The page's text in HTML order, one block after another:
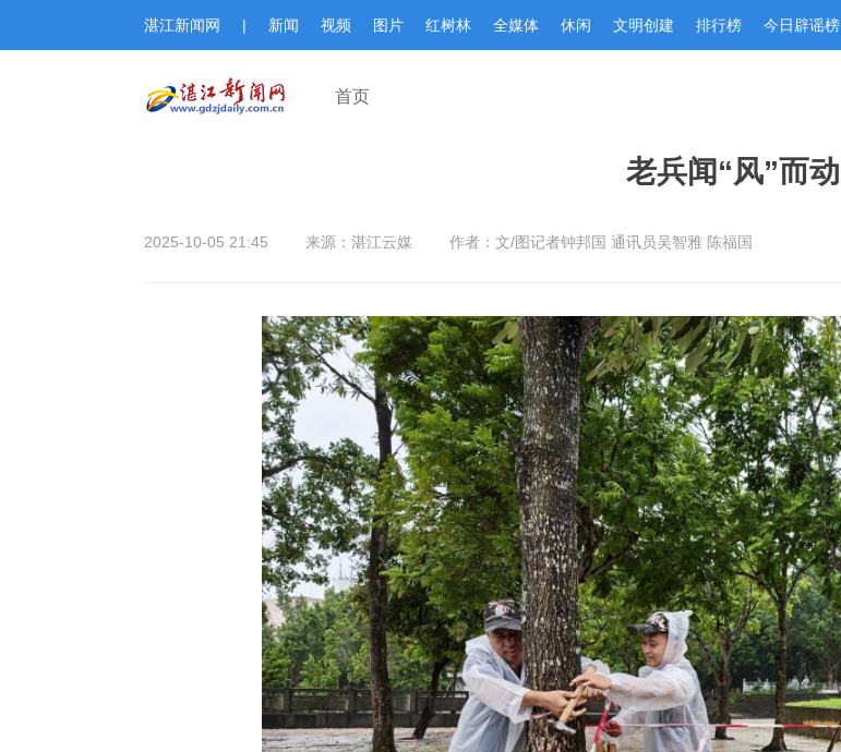
湛江新闻网 | 新闻 视频 图片 红树林 全媒体 休闲 文明创建 排行榜 今日辟谣榜
首页
老兵闻“风”而动
2025-10-05 21:45 来源：湛江云媒 作者：​文/图记者钟邦国 通讯员吴智雅 陈福国